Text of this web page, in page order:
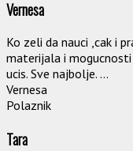
Vernesa
Ko zeli da nauci ,cak i
materijala i mogucnosti
ucis. Sve najbolje. ...
Vernesa
Polaznik
Tara